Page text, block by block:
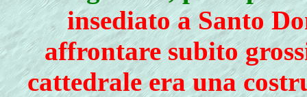
insediato a Santo
affrontare subito
cattedrale era una